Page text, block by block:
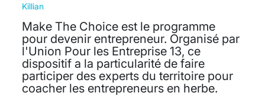
Make The Choice est le programme
pour devenir entrepreneur. Organisé par
l'Union Pour les Entreprise 13, ce
dispositif a la particularité de faire
participer des experts du territoire pour
coacher les entrepreneurs en herbe.
Killian